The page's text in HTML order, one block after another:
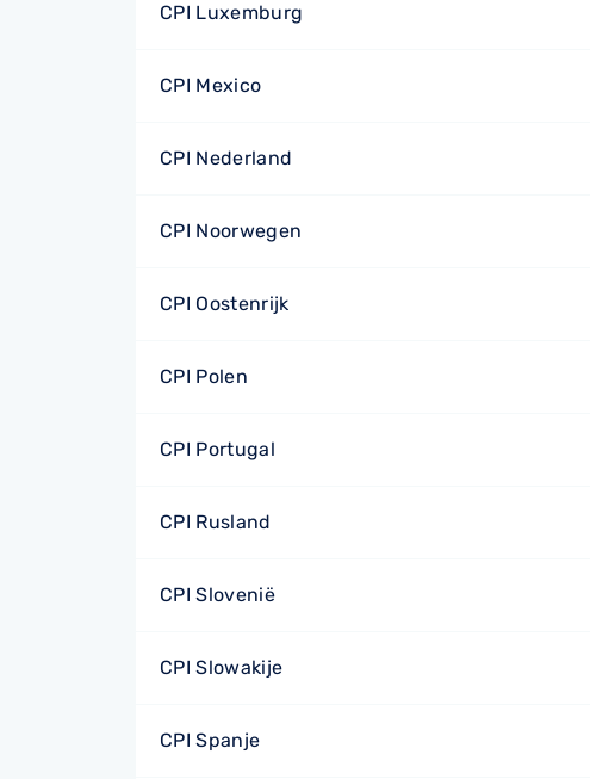
CPI Luxemburg
CPI Mexico
CPI Nederland
CPI Noorwegen
CPI Oostenrijk
CPI Polen
CPI Portugal
CPI Rusland
CPI Slovenië
CPI Slowakije
CPI Spanje